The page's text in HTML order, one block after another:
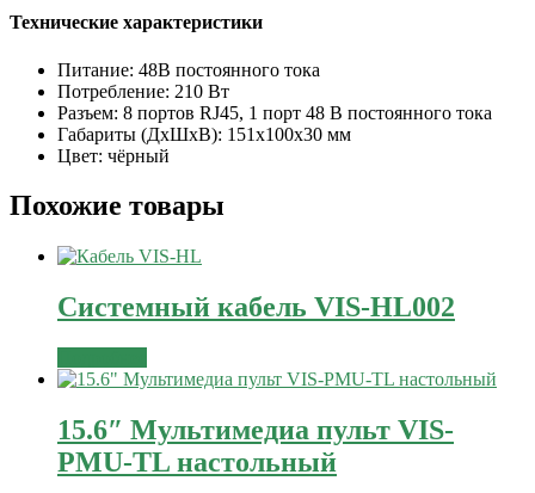
Технические характеристики
Питание: 48В постоянного тока
Потребление: 210 Вт
Разъем: 8 портов RJ45, 1 порт 48 В постоянного тока
Габариты (ДxШxВ): 151x100x30 мм
Цвет: чёрный
Похожие товары
Системный кабель VIS-HL002
15.6″ Мультимедиа пульт VIS-
PMU-TL настольный